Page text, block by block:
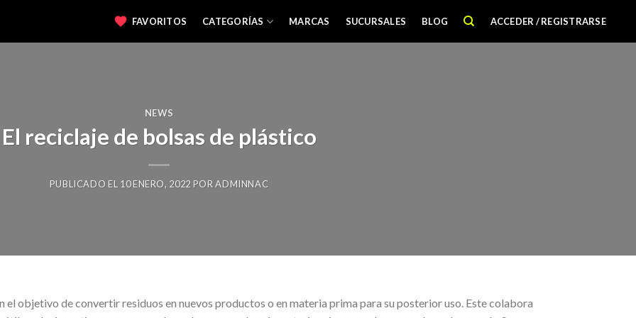
FAVORITOS CATEGORÍAS MARCAS SUCURSALES BLOG ACCEDER / REGISTRARSE
NEWS
El reciclaje de bolsas de plástico
PUBLICADO EL 10 ENERO, 2022 PORADMINNAC
el objetivo de convertir residuos en nuevos productos o en materia prima para su posterior uso. Este colabora